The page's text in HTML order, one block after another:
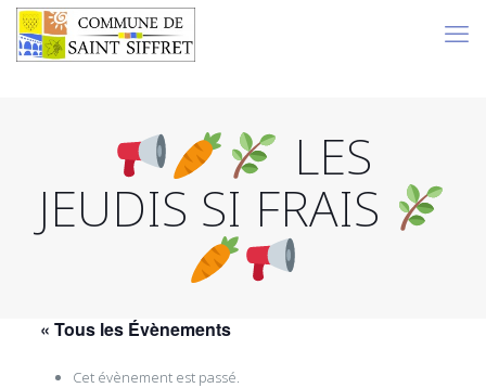
LES
JEUDIS SI FRAIS
« Tous les Évènements
Cet évènement est passé.